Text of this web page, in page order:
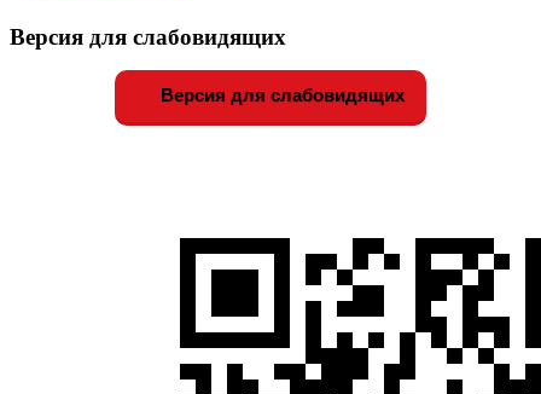
Версия для слабовидящих
Версия для слабовидящих